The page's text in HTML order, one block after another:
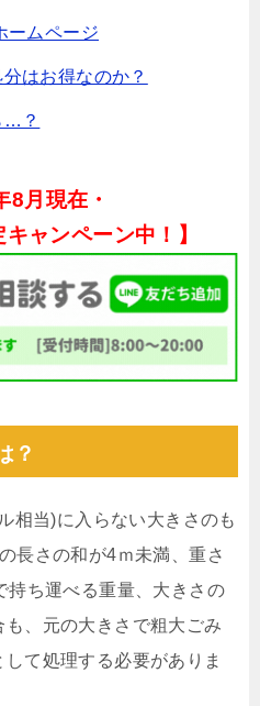
ームページ
はお得なのか？
…？
8月現在・
ャンペーン中！】
？
相当)に入らない大きさのも
長さの和が4ｍ未満、重さ
持ち運べる重量、大きさの
、元の大きさで粗大ごみ
て処理する必要がありま